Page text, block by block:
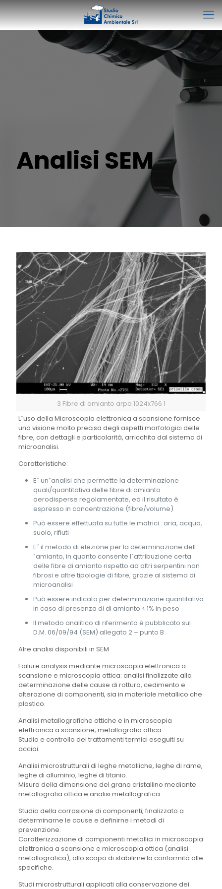
Analisi SEM
3 Fibre di amianto arpa 1024x766 1
L´uso della Microscopia elettronica a scansione fornisce
una visione molto precisa degli aspetti morfologici delle
fibre, con dettagli e particolarità, arricchita dal sistema di
microanalisi.
Caratteristiche:
E´ un´analisi che permette la determinazione
quali/quantitativa delle fibre di amianto
aerodisperse regolamentate, ed il risultato è
espresso in concentrazione (fibre/volume)
Può essere effettuata su tutte le matrici : aria, acqua,
suolo, rifiuti
E´ il metodo di elezione per la determinazione dell
´amianto, in quanto consente l´attribuzione certa
delle fibre di amianto rispetto ad altri serpentini non
fibrosi e altre tipologie di fibre, grazie al sistema di
microanalisi
Può essere indicato per determinazione quantitativa
in caso di presenza di di amianto < 1% in peso
Il metodo analitico di riferimento è pubblicato sul
D.M. 06/09/94 (SEM) allegato 2 – punto B
Alre analisi disponibili in SEM
Failure analysis mediante microscopia elettronica a
scansione e microscopia ottica: analisi finalizzate alla
determinazione delle cause di rottura, cedimento e
alterazione di componenti, sia in materiale metallico che
plastico.
Analisi metallografiche ottiche e in microscopia
elettronica a scansione, metallografia ottica.
Studio e controllo dei trattamenti termici eseguiti su
acciai.
Analisi microstrutturali di leghe metalliche, leghe di rame,
leghe di alluminio, leghe di titanio.
Misura della dimensione del grano cristallino mediante
metallografia ottica e analisi metallografica.
Studio della corrosione di componenti, finalizzato a
determinarne le cause e definirne i metodi di
prevenzione.
Caratterizzazione di componenti metallici in microscopia
elettronica a scansione e microscopia ottica (analisi
metallografica), allo scopo di stabilirne la conformità alle
specifiche.
Studi microstrutturali applicati alla conservazione dei